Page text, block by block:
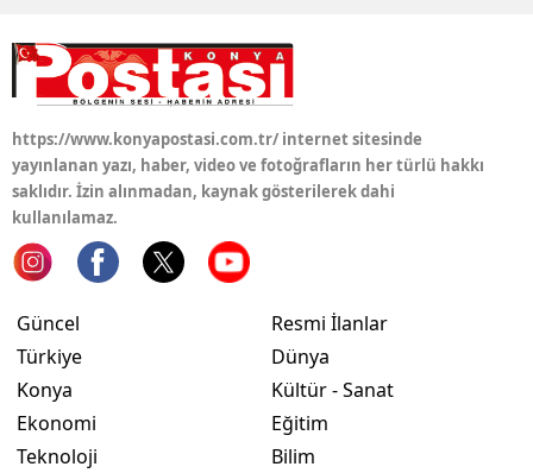
https://www.konyapostasi.com.tr/ internet sitesinde
yayınlanan yazı, haber, video ve fotoğrafların her türlü hakkı
saklıdır. İzin alınmadan, kaynak gösterilerek dahi
kullanılamaz.
Güncel
Türkiye
Konya
Ekonomi
Teknoloji
Resmi İlanlar
Dünya
Kültür - Sanat
Eğitim
Bilim